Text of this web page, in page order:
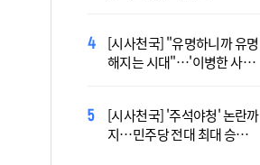
[시사천국] "유명하니까 유명
해지는 시대"…'이병한 사
[시사천국] '주석야청' 논란까
지…민주당 전대 최대 승부
[사제인사] 안동교구, 10일
부
'식중독 발생 9월이 가장 많
아'